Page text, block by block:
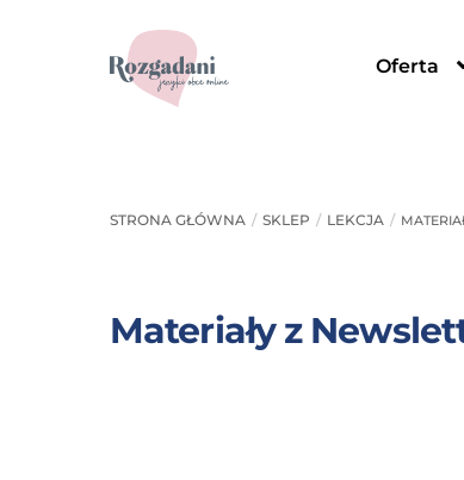
Oferta
STRONA GŁÓWNA SKLEP LEKCJA
Materiały z